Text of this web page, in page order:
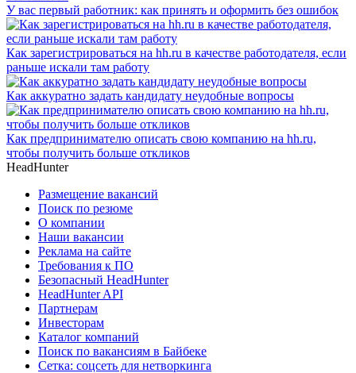
У вас первый работник: как принять и оформить без ошибок
Как зарегистрироваться на hh.ru в качестве работодателя, если
раньше искали там работу
Как аккуратно задать кандидату неудобные вопросы
Как предпринимателю описать свою компанию на hh.ru,
чтобы получить больше откликов
HeadHunter
Размещение вакансий
Поиск по резюме
О компании
Наши вакансии
Реклама на сайте
Требования к ПО
Безопасный HeadHunter
HeadHunter API
Партнерам
Инвесторам
Каталог компаний
Поиск по вакансиям в Байбеке
Сетка: соцсеть для нетворкинга